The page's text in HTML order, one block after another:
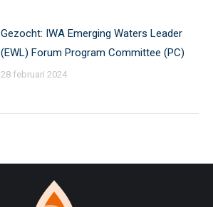
Gezocht: IWA Emerging Waters Leader
(EWL) Forum Program Committee (PC)
28 februari 2024